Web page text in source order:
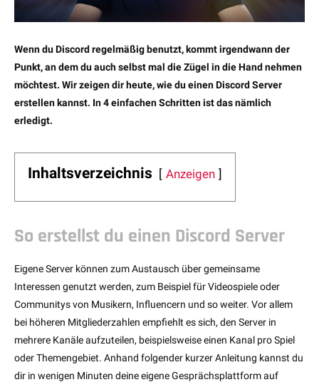
Wenn du Discord regelmäßig benutzt, kommt irgendwann der
Punkt, an dem du auch selbst mal die Zügel in die Hand nehmen
möchtest. Wir zeigen dir heute, wie du einen Discord Server
erstellen kannst. In 4 einfachen Schritten ist das nämlich
erledigt.
Inhaltsverzeichnis Anzeigen
So erstellst du einen Discord Server
Eigene Server können zum Austausch über gemeinsame
Interessen genutzt werden, zum Beispiel für Videospiele oder
Communitys von Musikern, Influencern und so weiter. Vor allem
bei höheren Mitgliederzahlen empfiehlt es sich, den Server in
mehrere Kanäle aufzuteilen, beispielsweise einen Kanal pro Spiel
oder Themengebiet. Anhand folgender kurzer Anleitung kannst du
dir in wenigen Minuten deine eigene Gesprächsplattform auf